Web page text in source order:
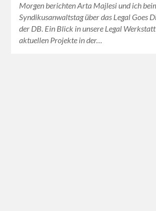
Morgen berichten Arta Majlesi und ich
Syndikusanwaltstag über das Legal Goes
der DB. Ein Blick in unsere Legal
aktuellen Projekte in der…